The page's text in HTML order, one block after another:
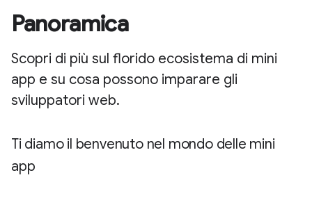
Panoramica
Scopri di più sul florido ecosistema di mini
app e su cosa possono imparare gli
sviluppatori web.
Ti diamo il benvenuto nel mondo delle mini
app